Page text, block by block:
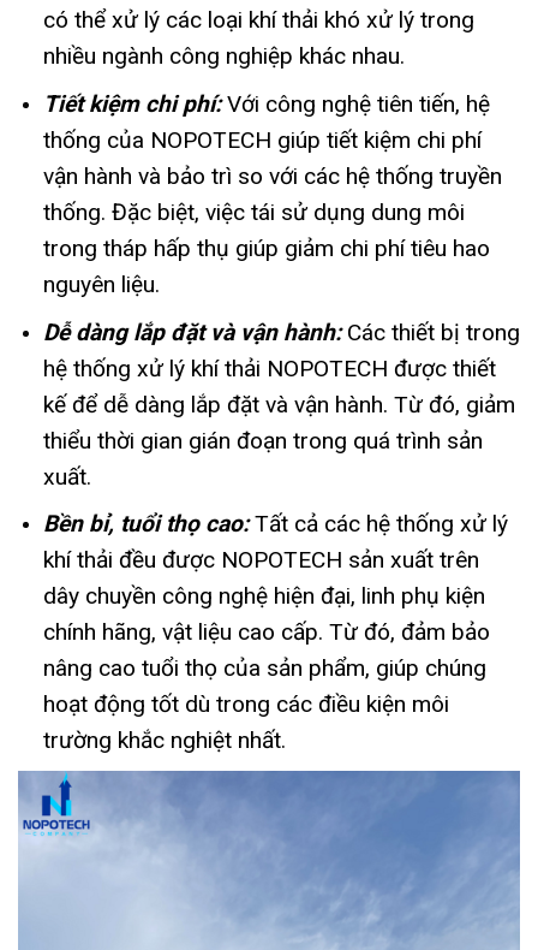
có thể xử lý các loại khí thải khó xử lý trong
nhiều ngành công nghiệp khác nhau.
Tiết kiệm chi phí:Với công nghệ tiên tiến, hệ
thống của NOPOTECH giúp tiết kiệm chi phí
vận hành và bảo trì so với các hệ thống truyền
thống. Đặc biệt, việc tái sử dụng dung môi
trong tháp hấp thụ giúp giảm chi phí tiêu hao
nguyên liệu.
Dễ dàng lắp đặt và vận hành:Các thiết bị trong
hệ thống xử lý khí thải NOPOTECH được thiết
kế để dễ dàng lắp đặt và vận hành. Từ đó, giảm
thiểu thời gian gián đoạn trong quá trình sản
xuất.
Bền bỉ, tuổi thọ cao:Tất cả các hệ thống xử lý
khí thải đều được NOPOTECH sản xuất trên
dây chuyền công nghệ hiện đại, linh phụ kiện
chính hãng, vật liệu cao cấp. Từ đó, đảm bảo
nâng cao tuổi thọ của sản phẩm, giúp chúng
hoạt động tốt dù trong các điều kiện môi
trường khắc nghiệt nhất.